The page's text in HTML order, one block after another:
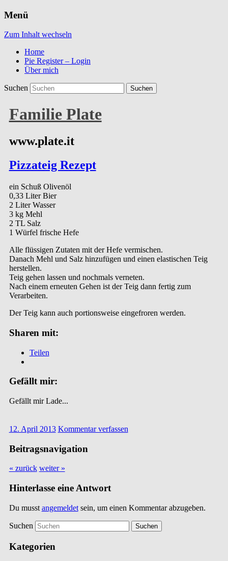
Menü
Zum Inhalt wechseln
Home
Pie Register – Login
Über mich
Suchen
Familie Plate
www.plate.it
Pizzateig Rezept
ein Schuß Olivenöl
0,33 Liter Bier
2 Liter Wasser
3 kg Mehl
2 TL Salz
1 Würfel frische Hefe
Alle flüssigen Zutaten mit der Hefe vermischen.
Danach Mehl und Salz hinzufügen und einen elastischen Teig
herstellen.
Teig gehen lassen und nochmals verneten.
Nach einem erneuten Gehen ist der Teig dann fertig zum
Verarbeiten.
Der Teig kann auch portionsweise eingefroren werden.
Sharen mit:
Teilen
Gefällt mir:
Gefällt mir Lade...
12. April 2013 Kommentar verfassen
Beitragsnavigation
« zurück weiter »
Hinterlasse eine Antwort
Du musst angemeldetsein, um einen Kommentar abzugeben.
Suchen
Kategorien